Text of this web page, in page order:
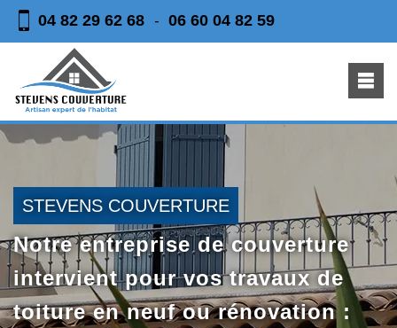
04 82 29 62 68 - 06 60 04 82 59
STEVENS COUVERTURE
Notre entreprise de couverture
intervient pour vos travaux de
toiture en neuf ou rénovation :